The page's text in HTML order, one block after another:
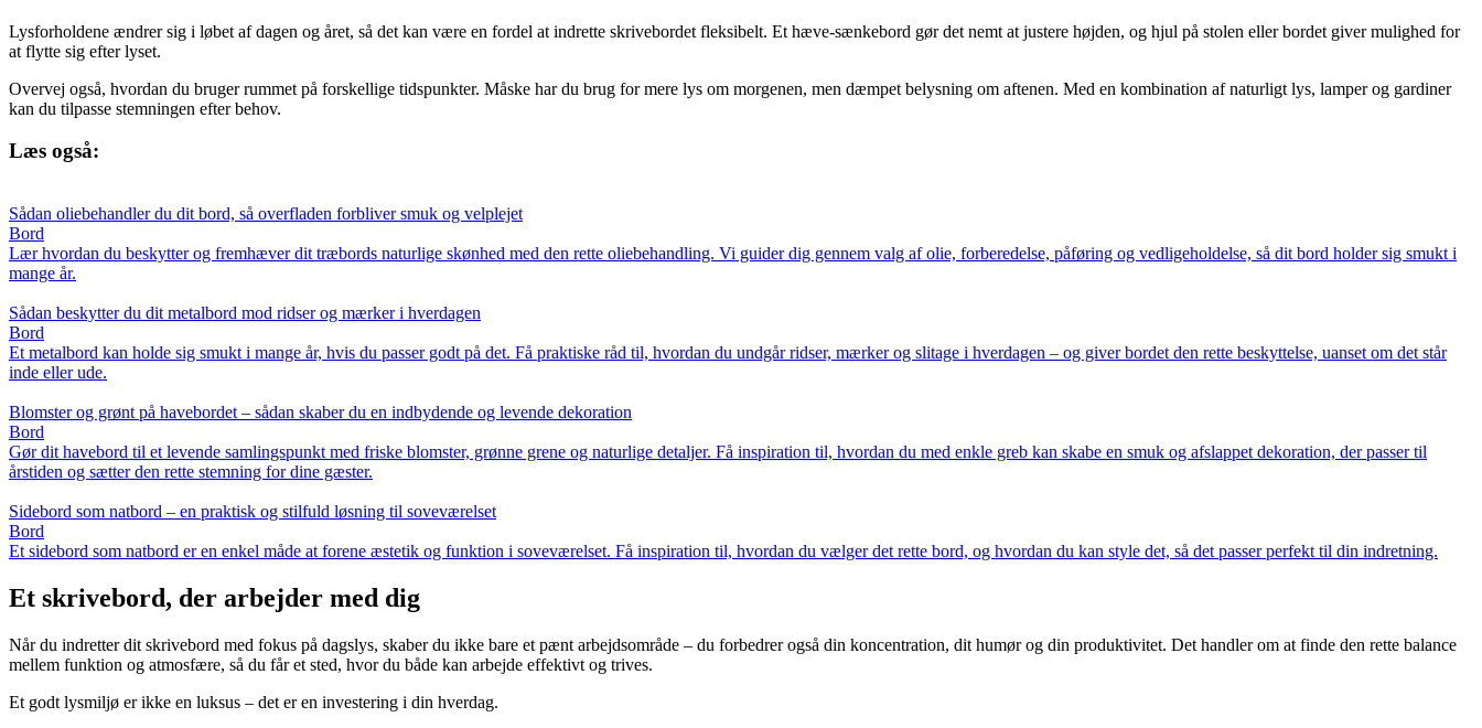
Lysforholdene ændrer sig i løbet af dagen og året, så det kan være en fordel at indrette skrivebordet fleksibelt. Et hæve-sænkebord gør det nemt at justere højden, og hjul på stolen eller bordet giver mulighed for
at flytte sig efter lyset.
Overvej også, hvordan du bruger rummet på forskellige tidspunkter. Måske har du brug for mere lys om morgenen, men dæmpet belysning om aftenen. Med en kombination af naturligt lys, lamper og gardiner
kan du tilpasse stemningen efter behov.
Læs også:
Sådan oliebehandler du dit bord, så overfladen forbliver smuk og velplejet
Bord
Lær hvordan du beskytter og fremhæver dit træbords naturlige skønhed med den rette oliebehandling. Vi guider dig gennem valg af olie, forberedelse, påføring og vedligeholdelse, så dit bord holder sig smukt i
mange år.
Sådan beskytter du dit metalbord mod ridser og mærker i hverdagen
Bord
Et metalbord kan holde sig smukt i mange år, hvis du passer godt på det. Få praktiske råd til, hvordan du undgår ridser, mærker og slitage i hverdagen – og giver bordet den rette beskyttelse, uanset om det står
inde eller ude.
Blomster og grønt på havebordet – sådan skaber du en indbydende og levende dekoration
Bord
Gør dit havebord til et levende samlingspunkt med friske blomster, grønne grene og naturlige detaljer. Få inspiration til, hvordan du med enkle greb kan skabe en smuk og afslappet dekoration, der passer til
årstiden og sætter den rette stemning for dine gæster.
Sidebord som natbord – en praktisk og stilfuld løsning til soveværelset
Bord
Et sidebord som natbord er en enkel måde at forene æstetik og funktion i soveværelset. Få inspiration til, hvordan du vælger det rette bord, og hvordan du kan style det, så det passer perfekt til din indretning.
Et skrivebord, der arbejder med dig
Når du indretter dit skrivebord med fokus på dagslys, skaber du ikke bare et pænt arbejdsområde – du forbedrer også din koncentration, dit humør og din produktivitet. Det handler om at finde den rette balance
mellem funktion og atmosfære, så du får et sted, hvor du både kan arbejde effektivt og trives.
Et godt lysmiljø er ikke en luksus – det er en investering i din hverdag.